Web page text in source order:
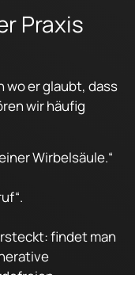
Praxis
wo er glaubt, dass
wir häufig
Wirbelsäule.“
findet man